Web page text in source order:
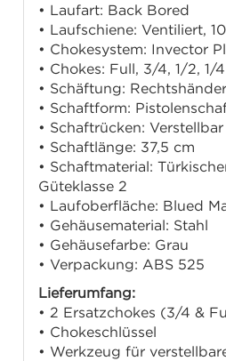
• Laufart: Back Bored
• Laufschiene: Ventiliert,
• Chokesystem: Invector
• Chokes: Full, 3/4, 1/2, 1/4
• Schäftung: Rechtshänder
• Schaftform:
• Schaftrücken: Verstellbar
• Schaftlänge: 37,5 cm
• Schaftmaterial:
Güteklasse 2
• Laufoberfläche: Blued
• Gehäusematerial: Stahl
• Gehäusefarbe: Grau
• Verpackung: ABS 525
Lieferumfang:
• 2 Ersatzchokes (3/4 &
• Chokeschlüssel
• Werkzeug für